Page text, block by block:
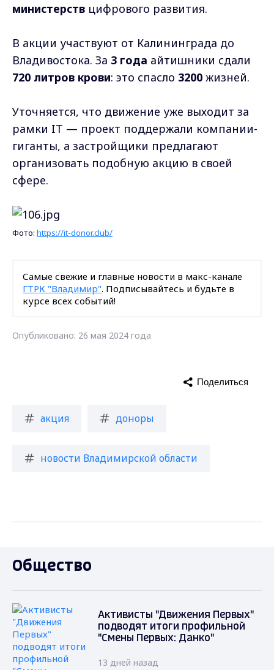
министерств цифрового развития.
В акции участвуют от Калининграда до
Владивостока. За 3 года айтишники сдали
720 литров крови: это спасло 3200 жизней.
Уточняется, что движение уже выходит за
рамки IT — проект поддержали компании-
гиганты, а застройщики предлагают
организовать подобную акцию в своей
сфере.
Фото: https://it-donor.club/
Самые свежие и главные новости в макс-канале
ГТРК "Владимир". Подписывайтесь и будьте в
курсе всех событий!
Опубликовано: 26 мая 2024 года
акция доноры
новости Владимирской области
Поделиться
Общество
Активисты "Движения Первых"
подводят итоги профильной
"Смены Первых: Данко"
13 дней назад